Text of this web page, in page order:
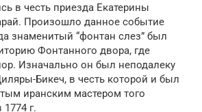
в честь приезда Екатерины
Произошло данное событие
знаменитый “фонтан слез” был
Фонтанного двора, где
Изначально он был неподалеку
Бикеч, в честь которой и был
иранским мастером того
г.